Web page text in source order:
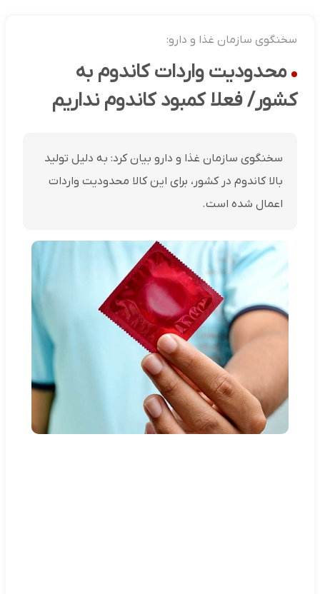
سخنگوی سازمان غذا و دارو:
محدودیت واردات کاندوم به
کشور/ فعلا کمبود کاندوم نداریم
سخنگوی سازمان غذا و دارو بیان کرد: به دلیل تولید
بالا کاندوم در کشور، برای این کالا محدودیت واردات
اعمال شده است.